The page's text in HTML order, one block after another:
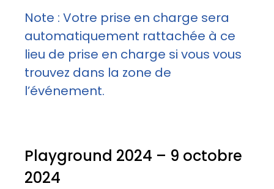
Note : Votre prise en charge sera
automatiquement rattachée à ce
lieu de prise en charge si vous vous
trouvez dans la zone de
l’événement.
Playground 2024 – 9 octobre
2024